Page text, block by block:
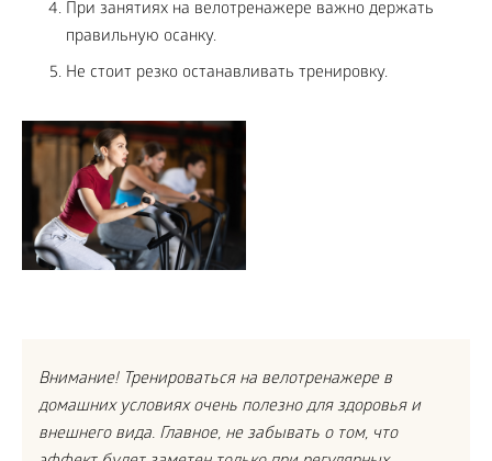
При занятиях на велотренажере важно держать
правильную осанку.
Не стоит резко останавливать тренировку.
Внимание! Тренироваться на велотренажере в
домашних условиях очень полезно для здоровья и
внешнего вида. Главное, не забывать о том, что